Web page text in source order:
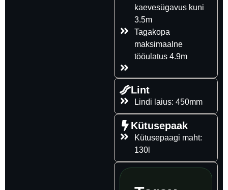
kaevesügavus kuni
3.5m
Tagakopa
maksimaalne
tööulatus 4.9m
Lint
Lindi laius: 450mm
Kütusepaak
Kütusepaagi maht:
130l